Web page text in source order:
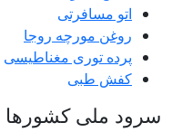
اتو مسافرتی
روغن مورچه روجا
پرده توری مغناطیسی
کفش طبی
سرود ملی کشورها